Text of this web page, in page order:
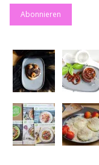
Adresse